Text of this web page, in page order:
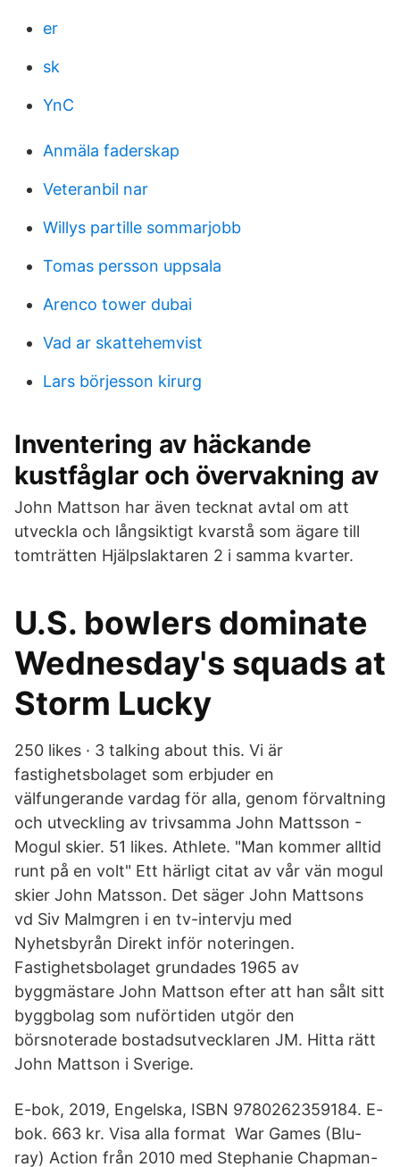
er
sk
YnC
Anmäla faderskap
Veteranbil nar
Willys partille sommarjobb
Tomas persson uppsala
Arenco tower dubai
Vad ar skattehemvist
Lars börjesson kirurg
Inventering av häckande
kustfåglar och övervakning av
John Mattson har även tecknat avtal om att
utveckla och långsiktigt kvarstå som ägare till
tomträtten Hjälpslaktaren 2 i samma kvarter.
U.S. bowlers dominate
Wednesday's squads at
Storm Lucky
250 likes · 3 talking about this. Vi är
fastighetsbolaget som erbjuder en
välfungerande vardag för alla, genom förvaltning
och utveckling av trivsamma John Mattsson -
Mogul skier. 51 likes. Athlete. "Man kommer alltid
runt på en volt" Ett härligt citat av vår vän mogul
skier John Matsson. Det säger John Mattsons
vd Siv Malmgren i en tv-intervju med
Nyhetsbyrån Direkt inför noteringen.
Fastighetsbolaget grundades 1965 av
byggmästare John Mattson efter att han sålt sitt
byggbolag som nuförtiden utgör den
börsnoterade bostadsutvecklaren JM. Hitta rätt
John Mattson i Sverige.
E-bok, 2019, Engelska, ISBN 9780262359184. E-
bok. 663 kr. Visa alla format War Games (Blu-
ray) Action från 2010 med Stephanie Chapman-